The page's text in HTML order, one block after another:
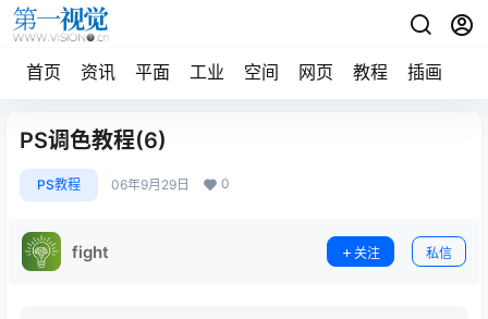
首页 资讯 平面 工业 空间 网页 教程 插画
PS调色教程(6)
PS教程 06年9月29日 0
fight 关注 私信